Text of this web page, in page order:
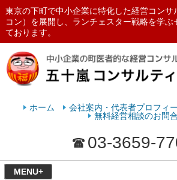
東京の下町で中小企業に特化した経営コンサ
コン）を展開し、ランチェスター戦略を学ぶ
ております。
ランチェスターの法
ホーム 会社案内・代表者プロフィ
無料経営相談のお問
03-3659-
MENU+